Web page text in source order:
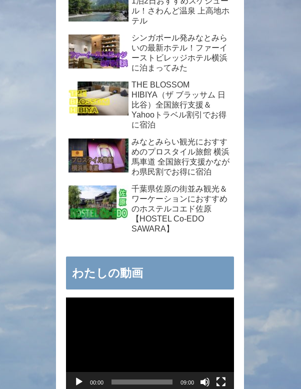
ル！さわんど温泉 上高地ホ
テル
シンガポール発みなとみら
いの最新ホテル！ファーイ
ーストビレッジホテル横浜
に泊まってみた
THE BLOSSOM
HIBIYA（ザ ブラッサム 日
比谷）全国旅行支援＆
Yahooトラベル割引でお得
に宿泊
みなとみらい観光におすす
めのプロスタイル旅館 横浜
馬車道 全国旅行支援かなが
わ県民割でお得に宿泊
千葉県佐原の街並み観光＆
ワーケーションにおすすめ
のホステルコエド佐原
【HOSTEL Co-EDO
SAWARA】
わたしの動画
00:00 09:00